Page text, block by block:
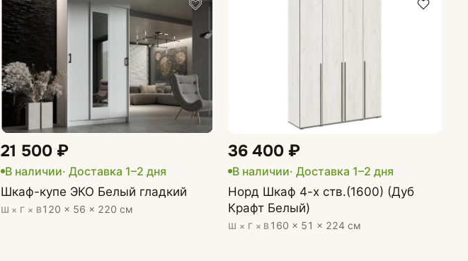
21 500 ₽
В наличии· Доставка 1–2 дня
Шкаф-купе ЭКО Белый гладкий
Ш × Г × В120 × 56 × 220 см
36 400 ₽
В наличии· Доставка 1–2 дня
Норд Шкаф 4-х ств.(1600) (Дуб
Крафт Белый)
Ш × Г × В 160 × 51 × 224 см